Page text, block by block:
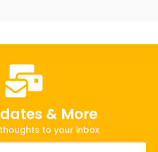
& More
to your inbox